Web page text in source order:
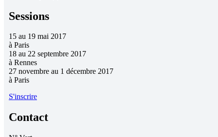
Sessions
15 au 19 mai 2017
à Paris
18 au 22 septembre 2017
à Rennes
27 novembre au 1 décembre 2017
à Paris
S'inscrire
Contact